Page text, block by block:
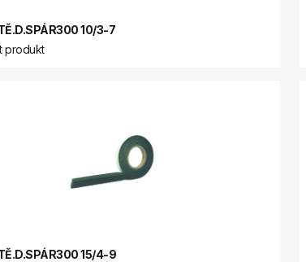
10/3-7
produkt
15/4-9